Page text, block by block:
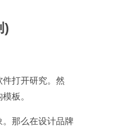
)
打开研究。然
板。
那么在设计品牌